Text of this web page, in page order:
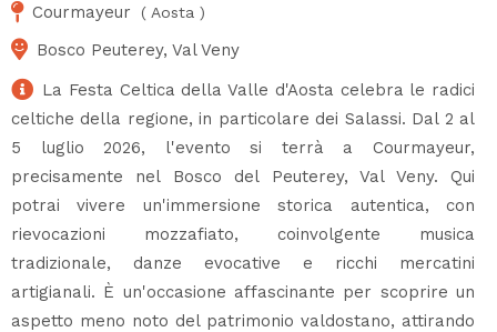
Courmayeur ( Aosta )
Bosco Peuterey, Val Veny
La Festa Celtica della Valle d'Aosta celebra le radici
celtiche della regione, in particolare dei Salassi. Dal 2 al
5 luglio 2026, l'evento si terrà a Courmayeur,
precisamente nel Bosco del Peuterey, Val Veny. Qui
potrai vivere un'immersione storica autentica, con
rievocazioni mozzafiato, coinvolgente musica
tradizionale, danze evocative e ricchi mercatini
artigianali. È un'occasione affascinante per scoprire un
aspetto meno noto del patrimonio valdostano, attirando